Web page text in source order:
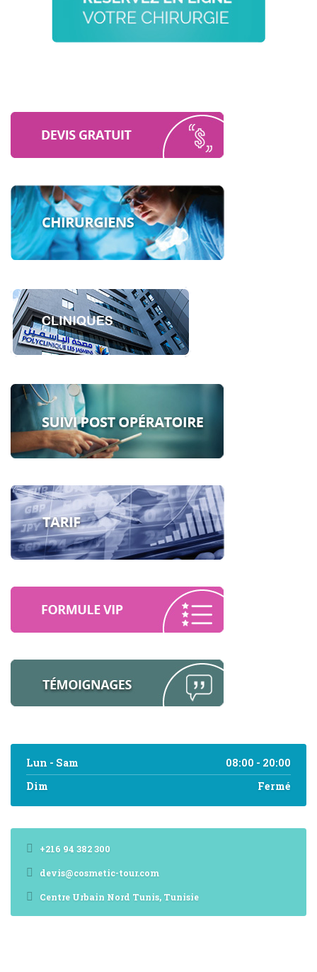
Lun - Sam
08:00 - 20:00
Dim
Fermé
+216 94 382 300
devis@cosmetic-tour.com
Centre Urbain Nord Tunis, Tunisie